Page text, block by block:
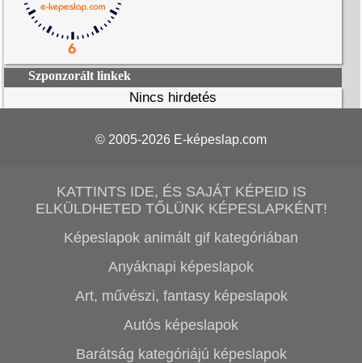
Szponzorált linkek
Nincs hirdetés
© 2005-2026 E-képeslap.com
KATTINTS IDE, ÉS SAJÁT KÉPEID IS
ELKÜLDHETED TŐLÜNK KÉPESLAPKÉNT!
Képeslapok animált gif kategóriában
Anyáknapi képeslapok
Art, művészi, fantasy képeslapok
Autós képeslapok
Barátság kategóriájú képeslapok